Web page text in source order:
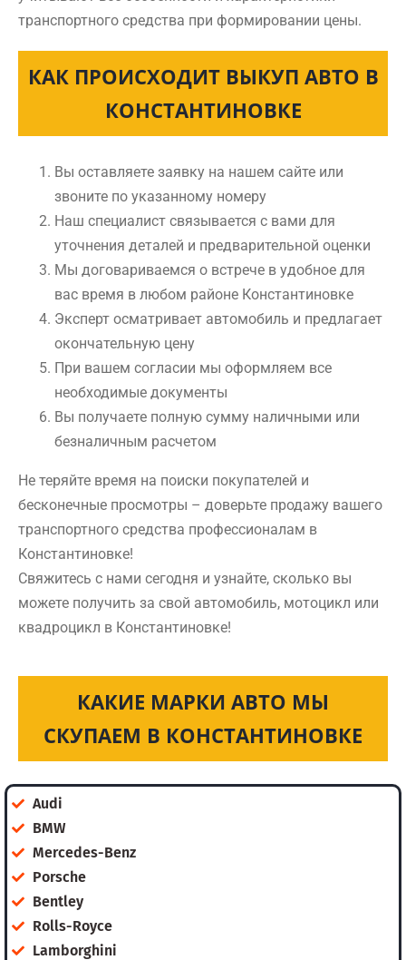
транспортного средства при формировании цены.
КАК ПРОИСХОДИТ ВЫКУП АВТО В
КОНСТАНТИНОВКЕ
Вы оставляете заявку на нашем сайте или
звоните по указанному номеру
Наш специалист связывается с вами для
уточнения деталей и предварительной оценки
Мы договариваемся о встрече в удобное для
вас время в любом районе Константиновке
Эксперт осматривает автомобиль и предлагает
окончательную цену
При вашем согласии мы оформляем все
необходимые документы
Вы получаете полную сумму наличными или
безналичным расчетом
Не теряйте время на поиски покупателей и
бесконечные просмотры – доверьте продажу вашего
транспортного средства профессионалам в
Константиновке!
Свяжитесь с нами сегодня и узнайте, сколько вы
можете получить за свой автомобиль, мотоцикл или
квадроцикл в Константиновке!
КАКИЕ МАРКИ АВТО МЫ
СКУПАЕМ В КОНСТАНТИНОВКЕ
Audi
BMW
Mercedes-Benz
Porsche
Bentley
Rolls-Royce
Lamborghini